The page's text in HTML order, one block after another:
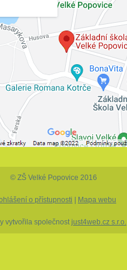
© ZŠ Velké Popovice 2016
o přístupnosti Mapa webu
vytvořila společnost just4web.cz s.r.o.